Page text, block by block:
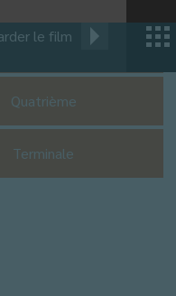
le film
Quatrième
Terminale